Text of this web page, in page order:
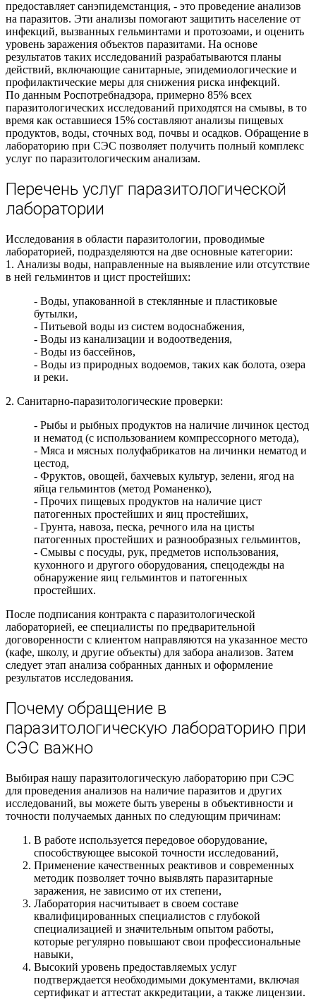
предоставляет санэпидемстанция, - это проведение анализов
на паразитов. Эти анализы помогают защитить население от
инфекций, вызванных гельминтами и протозоами, и оценить
уровень заражения объектов паразитами. На основе
результатов таких исследований разрабатываются планы
действий, включающие санитарные, эпидемиологические и
профилактические меры для снижения риска инфекций.
По данным Роспотребнадзора, примерно 85% всех
паразитологических исследований приходятся на смывы, в то
время как оставшиеся 15% составляют анализы пищевых
продуктов, воды, сточных вод, почвы и осадков. Обращение в
лабораторию при СЭС позволяет получить полный комплекс
услуг по паразитологическим анализам.
Перечень услуг паразитологической
лаборатории
Исследования в области паразитологии, проводимые
лабораторией, подразделяются на две основные категории:
1. Анализы воды, направленные на выявление или отсутствие
в ней гельминтов и цист простейших:
- Воды, упакованной в стеклянные и пластиковые
бутылки,
- Питьевой воды из систем водоснабжения,
- Воды из канализации и водоотведения,
- Воды из бассейнов,
- Воды из природных водоемов, таких как болота, озера
и реки.
2. Санитарно-паразитологические проверки:
- Рыбы и рыбных продуктов на наличие личинок цестод
и нематод (с использованием компрессорного метода),
- Мяса и мясных полуфабрикатов на личинки нематод и
цестод,
- Фруктов, овощей, бахчевых культур, зелени, ягод на
яйца гельминтов (метод Романенко),
- Прочих пищевых продуктов на наличие цист
патогенных простейших и яиц простейших,
- Грунта, навоза, песка, речного ила на цисты
патогенных простейших и разнообразных гельминтов,
- Смывы с посуды, рук, предметов использования,
кухонного и другого оборудования, спецодежды на
обнаружение яиц гельминтов и патогенных
простейших.
После подписания контракта с паразитологической
лабораторией, ее специалисты по предварительной
договоренности с клиентом направляются на указанное место
(кафе, школу, и другие объекты) для забора анализов. Затем
следует этап анализа собранных данных и оформление
результатов исследования.
Почему обращение в
паразитологическую лабораторию при
СЭС важно
Выбирая нашу паразитологическую лабораторию при СЭС
для проведения анализов на наличие паразитов и других
исследований, вы можете быть уверены в объективности и
точности получаемых данных по следующим причинам:
В работе используется передовое оборудование,
способствующее высокой точности исследований,
Применение качественных реактивов и современных
методик позволяет точно выявлять паразитарные
заражения, не зависимо от их степени,
Лаборатория насчитывает в своем составе
квалифицированных специалистов с глубокой
специализацией и значительным опытом работы,
которые регулярно повышают свои профессиональные
навыки,
Высокий уровень предоставляемых услуг
подтверждается необходимыми документами, включая
сертификат и аттестат аккредитации, а также лицензии.